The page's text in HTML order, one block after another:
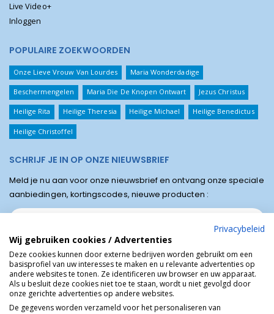
Live Video+
Inloggen
POPULAIRE ZOEKWOORDEN
Onze Lieve Vrouw Van Lourdes Maria Wonderdadige
Beschermengelen Maria Die De Knopen Ontwart Jezus Christus
Heilige Rita Heilige Theresia Heilige Michael Heilige Benedictus
Heilige Christoffel
SCHRIJF JE IN OP ONZE NIEUWSBRIEF
Meld je nu aan voor onze nieuwsbrief en ontvang onze speciale
aanbiedingen, kortingscodes, nieuwe producten :
Privacybeleid
Wij gebruiken cookies / Advertenties
Deze cookies kunnen door externe bedrijven worden gebruikt om een
basisprofiel van uw interesses te maken en u relevante advertenties op
andere websites te tonen. Ze identificeren uw browser en uw apparaat.
Als u besluit deze cookies niet toe te staan, wordt u niet gevolgd door
onze gerichte advertenties op andere websites.
De gegevens worden verzameld voor het personaliseren van